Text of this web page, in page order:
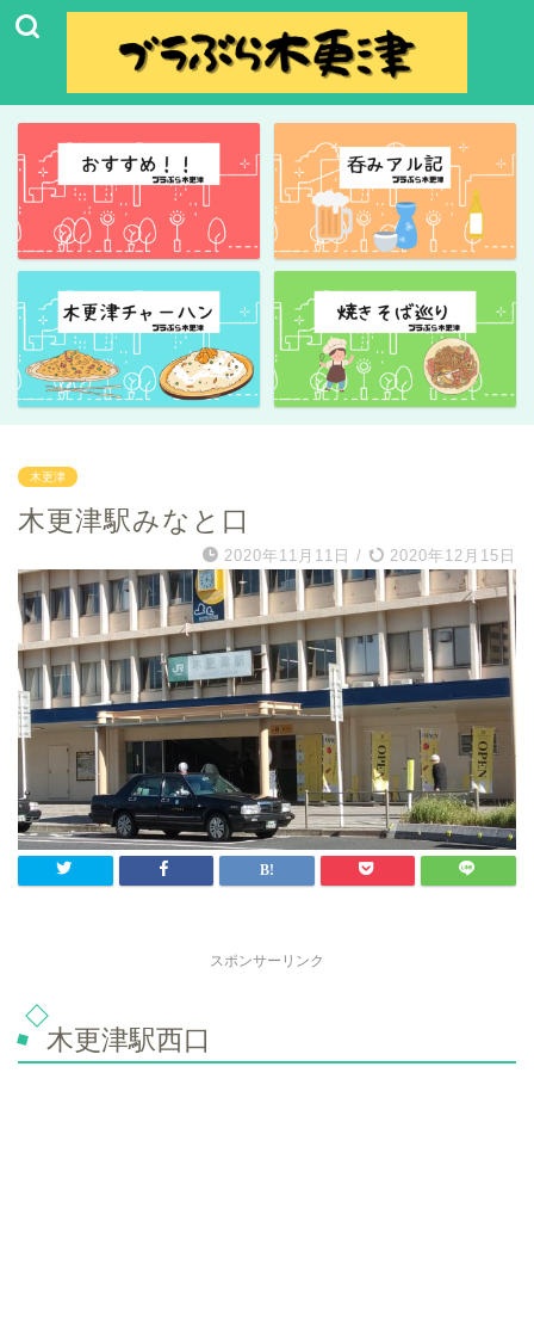
木更津
木更津駅みなと口
2020年11月11日 / 2020年12月15日
スポンサーリンク
木更津駅西口